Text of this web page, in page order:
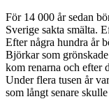
För 14 000 år sedan
Sverige sakta smälta.
Efter några hundra år
Björkar som
kom renarna och efter
Under flera tusen år
som långt senare